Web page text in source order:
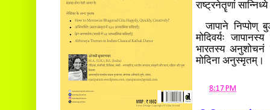
राष्ट्रनेतॄणां
जापाने निप्पोण्
मोदिवर्यः
भारतस्य अनुशोचनं
मोदिना अनुस्मृतम्।
8:17 PM